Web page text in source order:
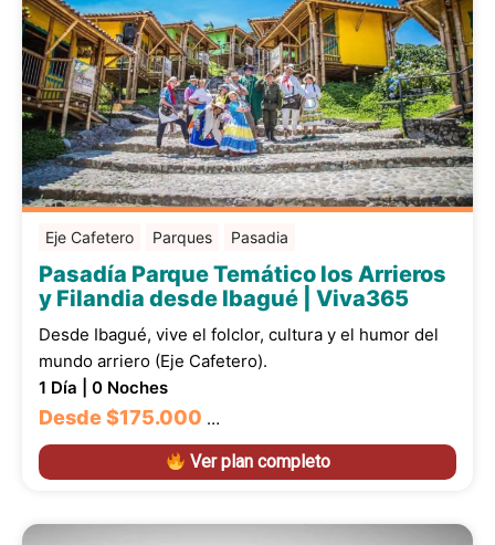
Eje Cafetero Parques Pasadia
Pasadía Parque Temático los Arrieros
y Filandia desde Ibagué | Viva365
Desde Ibagué, vive el folclor, cultura y el humor del
mundo arriero (Eje Cafetero).
1 Día | 0 Noches
Desde$175.000 …
Ver plan completo